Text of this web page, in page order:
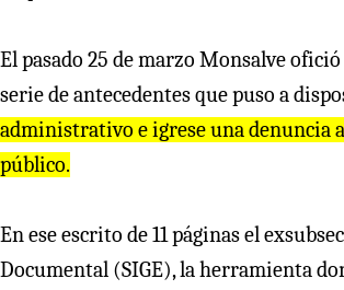
El pasado 25 de marzo Monsalve
serie de antecedentes que puso a
administrativo e igrese una
público.
En ese escrito de 11 páginas el
Documental (SIGE), la herramienta